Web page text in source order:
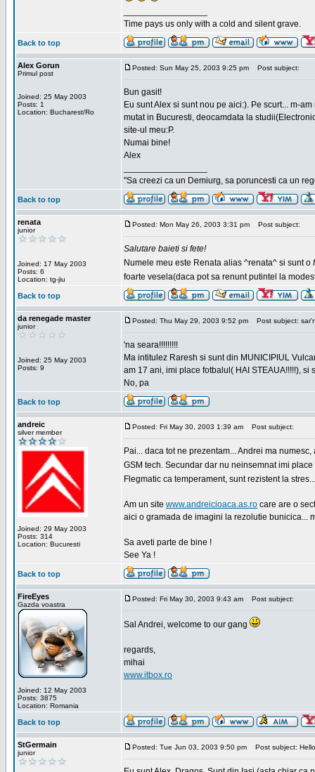
Time pays us only with a cold and silent grave.
Back to top
Alex Gorun
Primul post
Joined: 25 May 2003
Posts: 1
Location: Bucharest/Ro
Posted: Sun May 25, 2003 9:25 pm Post subject:
Bun gasit!
Eu sunt Alex si sunt nou pe aici:). Pe scurt... m-
mutat in Bucuresti, deocamdata la
site-ul meu:P.
Numai bine!
Alex
"Sa creezi ca un Demiurg, sa poruncesti ca un
Back to top
renata
junior
Joined: 17 May 2003
Posts: 6
Location: tg-jiu
Posted: Mon May 26, 2003 3:31 pm Post subject:
Salutare baieti si fete!
Numele meu este Renata alias ^renata^ si sunt o
foarte vesela(daca pot sa renunt putintel la
Back to top
da renegade master
junior
Joined: 25 May 2003
Posts: 9
Posted: Thu May 29, 2003 9:52 pm Post subject:
'na seara!!!!!!!!!
Ma intitulez Raresh si sunt din MUNICIPIUL
am 17 ani, imi place fotbalul( HAI STEAUA!!!!!), si
No, pa
Back to top
andreic
silver member
Joined: 29 May 2003
Posts: 314
Location: Bucuresti
Posted: Fri May 30, 2003 1:39 am Post subject:
Pai... daca tot ne prezentam... Andrei ma
GSM tech. Secundar dar nu neinsemnat imi
Flegmatic ca temperament, sunt rezistent la
Am un site www.andreicioaca.as.ro care are o
aici o gramada de imagini la rezolutie bunicica...
Sa aveti parte de bine !
See Ya !
Back to top
FireEyes
Gazda voastra
Joined: 12 May 2003
Posts: 3875
Location: Romania
Posted: Fri May 30, 2003 9:43 am Post subject:
Sal Andrei, welcome to our gang
regards,
mihai
www.itbox.ro
Back to top
StGermain
junior
Posted: Tue Jun 03, 2003 9:50 pm Post subject: